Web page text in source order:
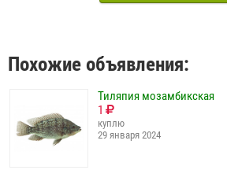
Похожие объявления:
Тиляпия мозамбикская
1
куплю
29 января 2024